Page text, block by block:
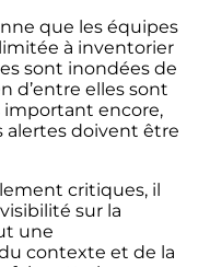
que les équipes
à inventorier
sont inondées de
d’entre elles sont
encore,
doivent être
critiques, il
sur la
une
contexte et de la